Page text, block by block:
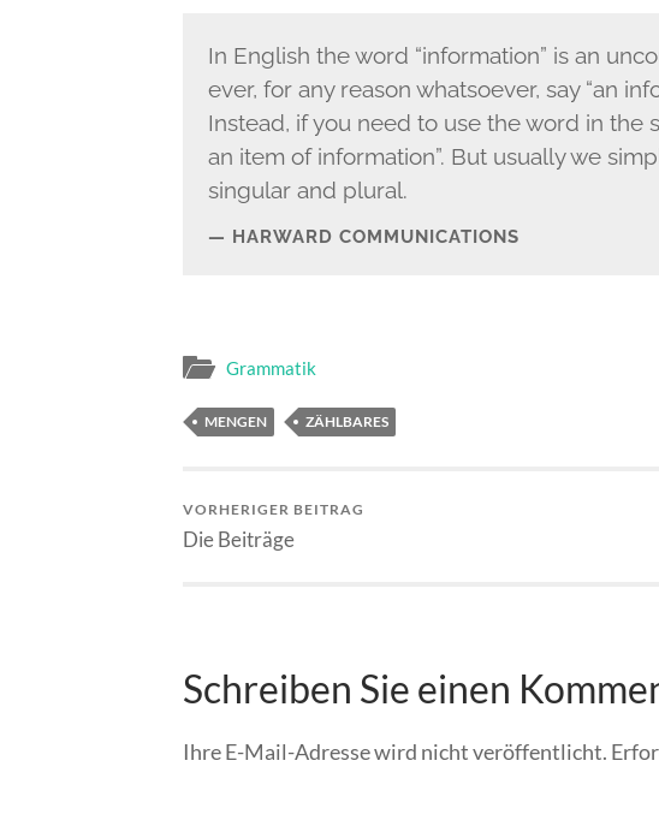
In Eng­lish the word “infor­ma­tion” is an
ever, for any rea­son what­so­ev­er, say “an
Instead, if you need to use the word in the
an item of infor­ma­tion”. But usu­al­ly we
sin­gu­lar and plur­al.
HAR­WARD COM­MU­NI­CA­TIONS
Grammatik
MENGEN ZÄHLBARES
VORHERIGER BEITRAG
Die Beiträge
Schreiben Sie einen
Ihre E-Mail-Adresse wird nicht veröffentlicht.